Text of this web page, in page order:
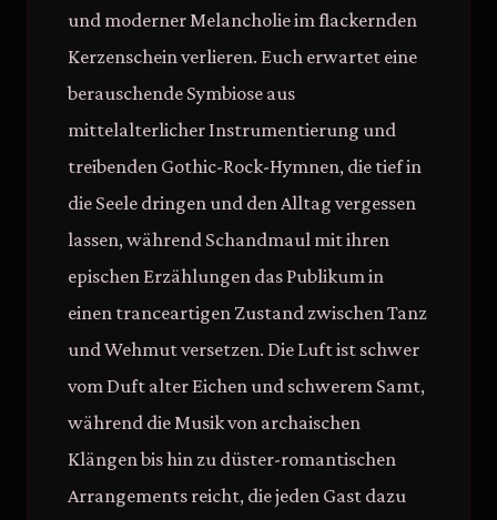
und moderner Melancholie im flackernden
Kerzenschein verlieren. Euch erwartet eine
berauschende Symbiose aus
mittelalterlicher Instrumentierung und
treibenden Gothic-Rock-Hymnen, die tief in
die Seele dringen und den Alltag vergessen
lassen, während Schandmaul mit ihren
epischen Erzählungen das Publikum in
einen tranceartigen Zustand zwischen Tanz
und Wehmut versetzen. Die Luft ist schwer
vom Duft alter Eichen und schwerem Samt,
während die Musik von archaischen
Klängen bis hin zu düster-romantischen
Arrangements reicht, die jeden Gast dazu